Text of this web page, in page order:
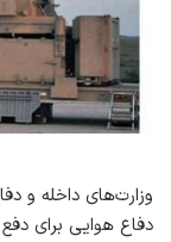
وزارت‌های داخله و‌
دفاع هوایی برای